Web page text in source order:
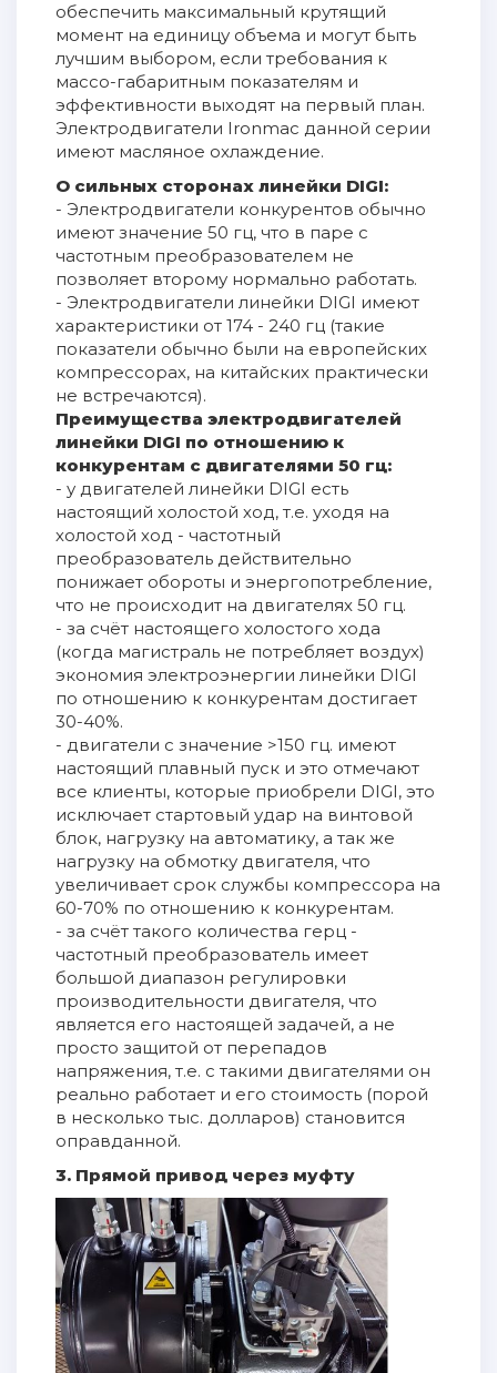
обеспечить максимальный крутящий
момент на единицу объема и могут быть
лучшим выбором, если требования к
массо-габаритным показателям и
эффективности выходят на первый план.
Электродвигатели Ironmac данной серии
имеют масляное охлаждение.
О сильных сторонах линейки DIGI:
- Электродвигатели конкурентов обычно
имеют значение 50 гц, что в паре с
частотным преобразователем не
позволяет второму нормально работать.
- Электродвигатели линейки DIGI имеют
характеристики от 174 - 240 гц (такие
показатели обычно были на европейских
компрессорах, на китайских практически
не встречаются).
Преимущества электродвигателей
линейки DIGI по отношению к
конкурентам с двигателями 50 гц:
- у двигателей линейки DIGI есть
настоящий холостой ход, т.е. уходя на
холостой ход - частотный
преобразователь действительно
понижает обороты и энергопотребление,
что не происходит на двигателях 50 гц.
- за счёт настоящего холостого хода
(когда магистраль не потребляет воздух)
экономия электроэнергии линейки DIGI
по отношению к конкурентам достигает
30-40%.
- двигатели с значение >150 гц. имеют
настоящий плавный пуск и это отмечают
все клиенты, которые приобрели DIGI, это
исключает стартовый удар на винтовой
блок, нагрузку на автоматику, а так же
нагрузку на обмотку двигателя, что
увеличивает срок службы компрессора на
60-70% по отношению к конкурентам.
- за счёт такого количества герц -
частотный преобразователь имеет
большой диапазон регулировки
производительности двигателя, что
является его настоящей задачей, а не
просто защитой от перепадов
напряжения, т.е. с такими двигателями он
реально работает и его стоимость (порой
в несколько тыс. долларов) становится
оправданной.
3. Прямой привод через муфту